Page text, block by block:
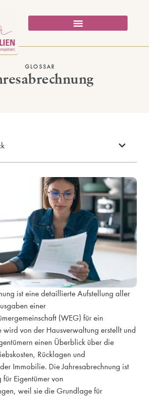
GLOSSAR
ist eine detaillierte Aufstellung aller
einer
(WEG) für ein
wird von der Hausverwaltung erstellt und
einen Überblick über die
Rücklagen und
Immobilie. Die Jahresabrechnung ist
Eigentümer von
weil sie die Grundlage für